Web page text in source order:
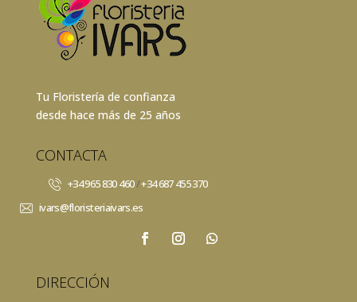
Tu Floristería de confianza
desde hace más de 25 años
CONTACTA
+34 965 830 460/+34 687 455 370
ivars@floristeriaivars.es
DIRECCIÓN